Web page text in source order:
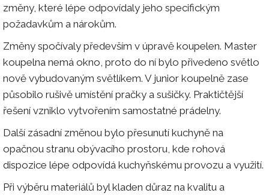
změny, které lépe odpovídaly jeho specifickým
požadavkům a nárokům.
Změny spočívaly především v úpravě koupelen. Master
koupelna nemá okno, proto do ní bylo přivedeno světlo
nově vybudovaným světlíkem. V junior koupelně zase
působilo rušivě umístění pračky a sušičky. Praktičtější
řešení vzniklo vytvořením samostatné prádelny.
Další zásadní změnou bylo přesunutí kuchyně na
opačnou stranu obývacího prostoru, kde rohová
dispozice lépe odpovídá kuchyňskému provozu a využití.
Při výběru materiálů byl kladen důraz na kvalitu a